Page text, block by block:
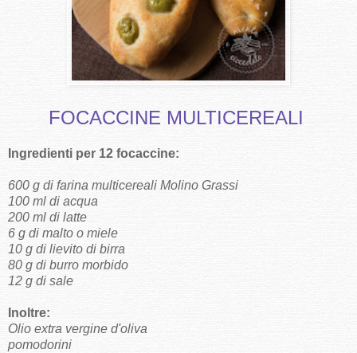
FOCACCINE MULTICEREALI
Ingredienti per 12 focaccine:
600 g di farina multicereali Molino Grassi
100 ml di acqua
200 ml di latte
6 g di malto o miele
10 g di lievito di birra
80 g di burro morbido
12 g di sale
Inoltre:
Olio extra vergine d'oliva
pomodorini